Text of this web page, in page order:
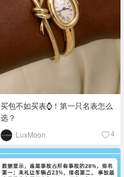
买包不如买表⌚️！第一只名表怎么
选？
LuxMoon 4